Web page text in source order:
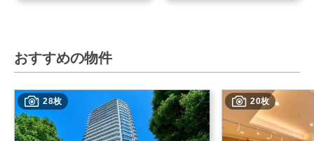
おすすめの物件
28枚 20枚